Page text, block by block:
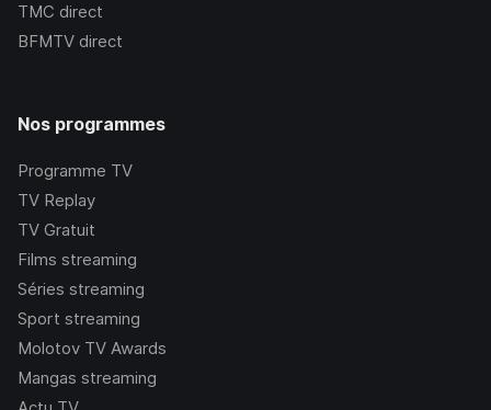
TMC direct
BFMTV direct
Nos programmes
Programme TV
TV Replay
TV Gratuit
Films streaming
Séries streaming
Sport streaming
Molotov TV Awards
Mangas streaming